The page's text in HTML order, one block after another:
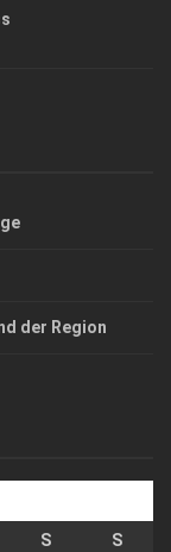
der Region
S
S